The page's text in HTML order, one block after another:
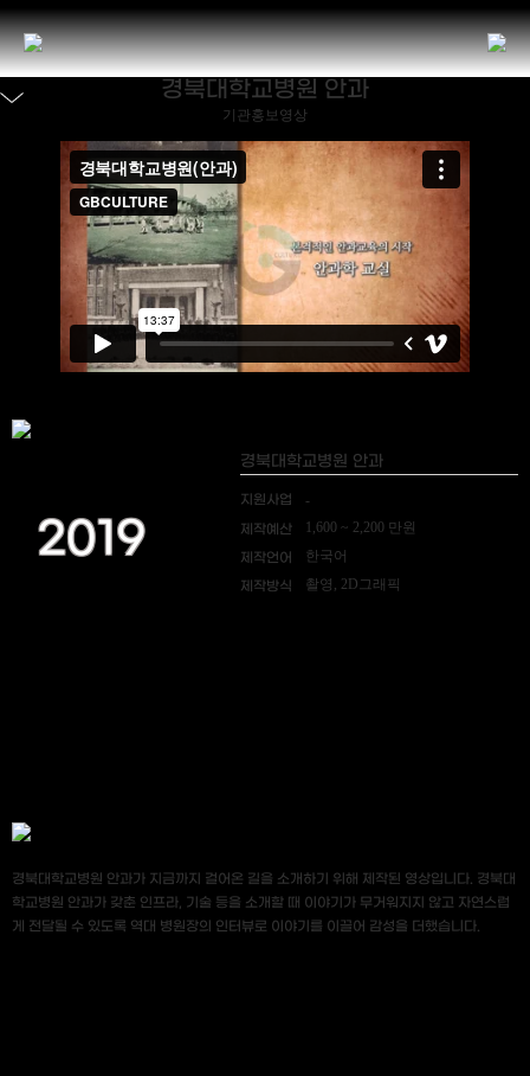
경북대학교병원 안과
기관홍보영상
2019
경북대학교병원 안과
지원사업 -
제작예산 1,600 ~ 2,200 만원
제작언어 한국어
제작방식 촬영, 2D그래픽
경북대학교병원 안과가 지금까지 걸어온 길을 소개하기 위해 제작된 영상입니다. 경북대
학교병원 안과가 갖춘 인프라, 기술 등을 소개할 때 이야기가 무거워지지 않고 자연스럽
게 전달될 수 있도록 역대 병원장의 인터뷰로 이야기를 이끌어 감성을 더했습니다.